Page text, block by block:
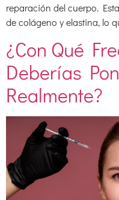
reparación del cuerpo.
de colágeno y elastina, lo
¿Con Qué
Deberías
Realmente?